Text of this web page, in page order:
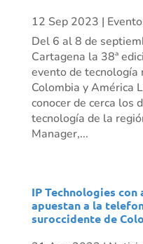
12 Sep 2023 |
Del 6 al 8 de
Cartagena la 38ª
evento de tecnología
Colombia y América
conocer de cerca los
tecnología de la
Manager,...
IP Technologies con
apuestan a la
suroccidente de